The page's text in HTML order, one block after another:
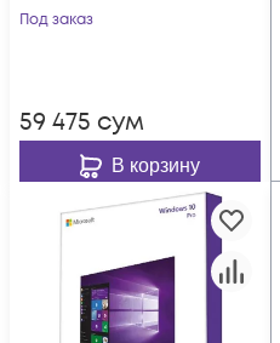
Под заказ
59 475 сум
В корзину